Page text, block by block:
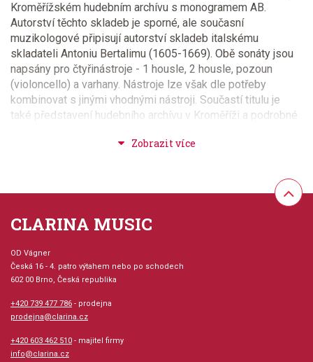
Kroměřížském hudebním archívu s monogramem AB.
Autorství těchto skladeb je sporné, ale současní
muzikologové připisují autorství skladeb italskému
skladateli Antoniu Bertalimu (1605-1669). Obě sonáty jsou
napsány pro čtyřinástroje - 1 housle, 2 housle, pozoun
(violoncello) a varhany. Nástroje lze však dle potřeby
kombinovat s jinými vhodnými nástroji. Součastí titulu je
také představení hudebního archívu v Kroměříži a podrobné
nejlépe tyto skladby zahrát se současnými hudebnimi
Jazyk: anglicky
Hudební styl: klasická + duchovní hudba
Velikost (rozměr): 21 x 30 cm
Počet skladeb: 2
CLARINA MUSIC
OD Vágner
Česká 16 - 4. patro výtahem nebo po schodech
602 00 Brno, Česká republika
+420 739 477 786 - prodejna
prodejna@clarina.cz
+420 603 462 510 - majitel firmy
info@clarina.cz